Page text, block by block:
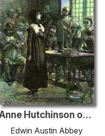
Anne Hutchinson on Trial
Edwin Austin Abbey